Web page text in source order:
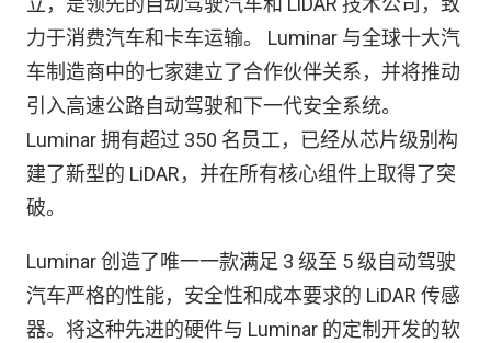
力于消费汽车和卡车运输。 Luminar 与全球十大汽
车制造商中的七家建立了合作伙伴关系，并将推动
引入高速公路自动驾驶和下一代安全系统。
Luminar 拥有超过 350 名员工，已经从芯片级别构
建了新型的 LiDAR，并在所有核心组件上取得了突
破。
Luminar 创造了唯一一款满足 3 级至 5 级自动驾驶
汽车严格的性能，安全性和成本要求的 LiDAR 传感
器。将这种先进的硬件与 Luminar 的定制开发的软